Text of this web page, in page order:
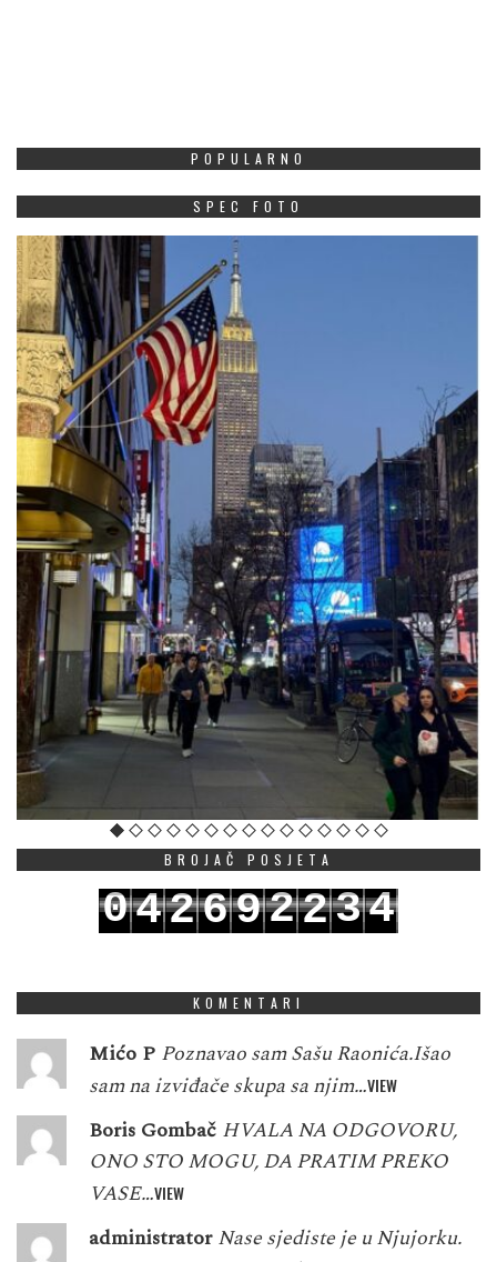
POPULARNO
SPEC FOTO
BROJAČ POSJETA
042692234
KOMENTARI
Mićo P Poznavao sam Sašu Raonića.Išao
sam na izviđače skupa sa njim…VIEW
Boris Gombač HVALA NA ODGOVORU,
ONO STO MOGU, DA PRATIM PREKO
VASE…VIEW
administrator Nase sjediste je u Njujorku.